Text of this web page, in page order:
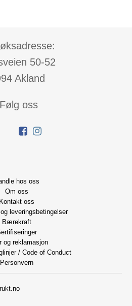
50-52
Akland
Følg oss
hos oss
Om oss
Kontakt oss
leveringsbetingelser
Bærekraft
og reklamasjon
/ Code of Conduct
Personvern